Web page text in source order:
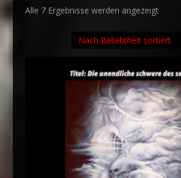
Alle 7 Ergebnisse werden angezeigtNach
sortiert